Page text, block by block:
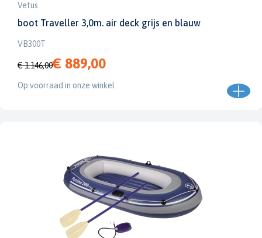
Vetus
boot Traveller 3,0m. air deck grijs en blauw
VB300T
€ 1.146,00€ 889,00
Op voorraad in onze winkel